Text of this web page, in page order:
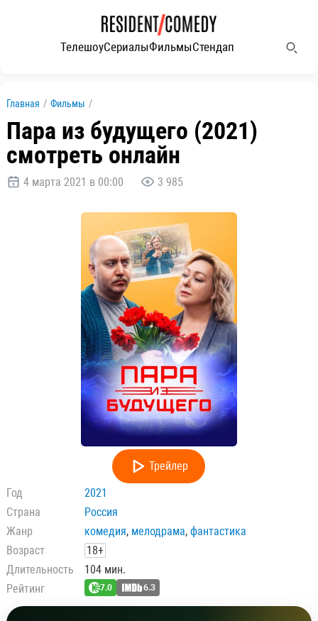
ТелешоуСериалыФильмыСтендап
Главная / Фильмы /
Пара из будущего (2021)
смотреть онлайн
4 марта 2021 в 00:00 3 985
Трейлер
Год
2021
Страна
Россия
Жанр
комедия, мелодрама, фантастика
Возраст
18+
Длительность
104 мин.
Рейтинг
7.0 6.3